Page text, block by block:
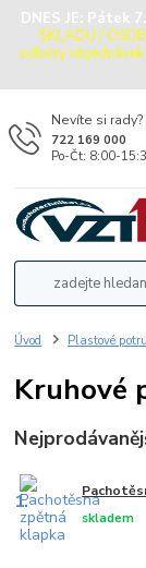
DNES JE: Pátek
SKLADU /
odběry
Nevíte si
722 169 000
Po-Čt: 8:00-
Úvod Plastové
Kruhové
1.
skladem